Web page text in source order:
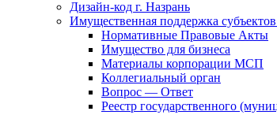
Дизайн-код г. Назрань
Имущественная поддержка
Нормативные Правовые Акты
Имущество для бизнеса
Материалы корпорации МСП
Коллегиальный орган
Вопрос — Ответ
Реестр государственного